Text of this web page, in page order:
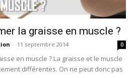
la graisse en muscle ?
- 11 septembre 2014 0
en muscle ? La graisse et le muscle
différentes. On ne peut donc pas